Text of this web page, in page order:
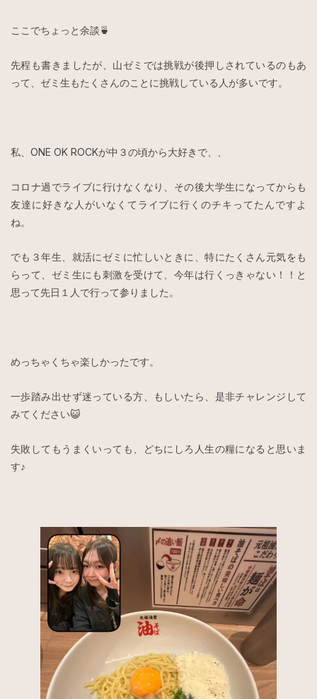
ここでちょっと余談🍵
先程も書きましたが、山ゼミでは挑戦が後押しされているのもあ
って、ゼミ生もたくさんのことに挑戦している人が多いです。
私、ONE OK ROCKが中３の頃から大好きで、、
コロナ過でライブに行けなくなり、その後大学生になってからも
友達に好きな人がいなくてライブに行くのチキってたんですよ
ね。
でも３年生、就活にゼミに忙しいときに、特にたくさん元気をも
らって、ゼミ生にも刺激を受けて、今年は行くっきゃない！！と
思って先日１人で行って参りました。
めっちゃくちゃ楽しかったです。
一歩踏み出せず迷っている方、もしいたら、是非チャレンジして
みてください😺
失敗してもうまくいっても、どちにしろ人生の糧になると思いま
す♪